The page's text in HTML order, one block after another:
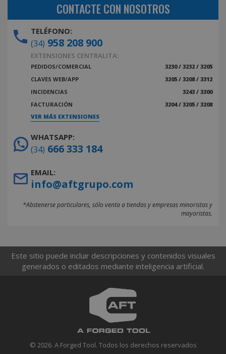
CONTACTE CON NOSOTROS
TELÉFONO:
(34) 958 208 900
EXTENSIONES CENTRALITA:
PEDIDOS/COMERCIAL
3230 / 3232 / 3205
CLAVES WEB/APP
3205 / 3208 / 3312
INCIDENCIAS
3243 / 3300
FACTURACIÓN
3204 / 3205 / 3208
VER MÁS EXTENSIONES
WHATSAPP:
(34) 666 333 184
EMAIL:
info@aftgrupo.com
*Abstenerse particulares, sólo venta a tiendas y empresas minoristas y
mayoristas.
Este sitio puede incluir descripciones y contenidos visuales
generados o editados mediante inteligencia artificial.
© 2026. A Forged Tool. Todos los derechos reservados